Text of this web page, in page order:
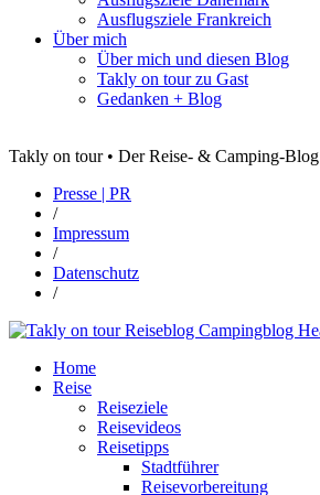
Ausflugsziele Frankreich
Über mich
Über mich und diesen Blog
Takly on tour zu Gast
Gedanken + Blog
Takly on tour • Der Reise- & Camping-Blog
Presse | PR
/
Impressum
/
Datenschutz
/
Home
Reise
Reiseziele
Reisevideos
Reisetipps
Stadtführer
Reisevorbereitung